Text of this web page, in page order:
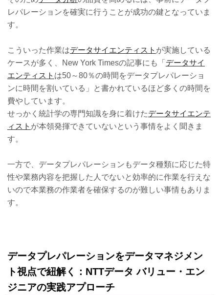
レパレーションを確実に行うことが成功の鍵となっていま
す。
こういった作業はデータサイエンティスト が実施している
ケースが多く、New York Timesの記事にも「 データサイ
エンティスト は50～80％の時間をデータプレパレーショ
ンに時間を割いている」と書かれているほど多くの時間を
費やしています。
せっかく統計学の専門知識を身に着けたデータサイエンテ
ィスト が本領発揮できていないという事情をよく聞きま
す。
一方で、データプレパレーションもデータ種類に応じた特
性や業務内容を把握した人でないと効率的に作業を行えな
いので本業務の作業者を確保するのが難しい事情もありま
す。
データプレパレーションをデータマネジメン
ト視点で紐解く：NTTデータ バリュー・エン
ジニアの実践アプローチ